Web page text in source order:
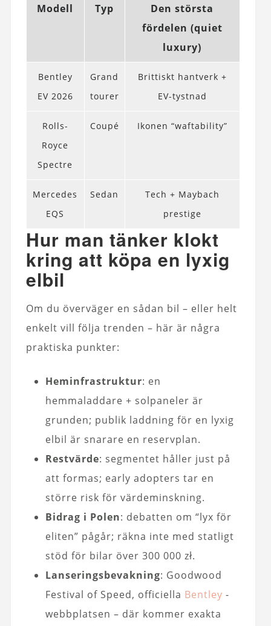
Modell Typ
Den största
fördelen (quiet
luxury)
Bentley
EV 2026
Grand
tourer
Brittiskt hantverk +
EV-tystnad
Rolls-
Royce
Spectre
Coupé Ikonen “waftability”
Mercedes
EQS
Sedan
Tech + Maybach
prestige
Hur man tänker klokt
kring att köpa en lyxig
elbil
Om du överväger en sådan bil – eller helt
enkelt vill följa trenden – här är några
praktiska punkter:
Heminfrastruktur: en
hemmaladdare + solpaneler är
grunden; publik laddning för en lyxig
elbil är snarare en reservplan.
Restvärde: segmentet håller just på
att formas; early adopters tar en
större risk för värdeminskning.
Bidrag i Polen: debatten om “lyx för
eliten” pågår; räkna inte med statligt
stöd för bilar över 300 000 zł.
Lanseringsbevakning: Goodwood
Festival of Speed, officiella Bentley -
webbplatsen – där kommer exakta